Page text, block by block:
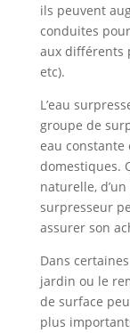
ils peuvent
conduites
aux différents
etc).
L’eau
groupe de
eau constante
domestiques.
naturelle,
surpresseur
assurer son
Dans
jardin ou le
de surface
plus